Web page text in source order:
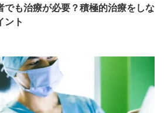
でも治療が必要？積極的治療をしな
ント